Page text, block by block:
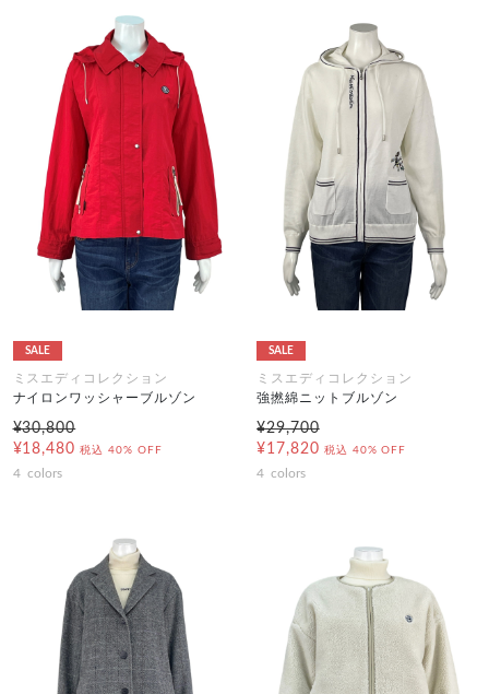
SALE
ミスエディコレクション
ナイロンワッシャーブルゾン
¥30,800
¥18,480 税込 40% OFF
4 colors
SALE
ミスエディコレクション
強撚綿ニットブルゾン
¥29,700
¥17,820 税込 40% OFF
4 colors